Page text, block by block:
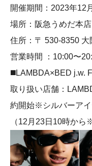
開催期間：2023年12
場所：阪急うめだ本
住所：〒 530-8350
営業時間 ：10:00〜
◼️LAMBDA×BED j.w.
取り扱い店舗：
約開始※シルバーア
（12月23日10時から